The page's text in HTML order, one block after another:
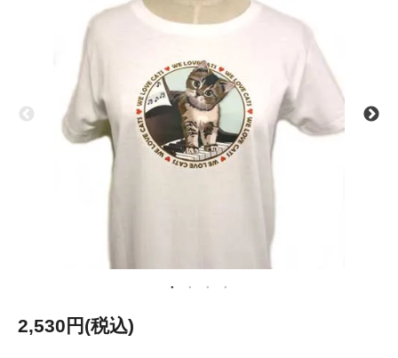
2,530円(税込)